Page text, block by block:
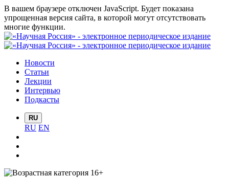
В вашем браузере отключен JavaScript. Будет показана
упрощенная версия сайта, в которой могут отсутствовать
многие функции.
Новости
Статьи
Лекции
Интервью
Подкасты
RU
RU EN